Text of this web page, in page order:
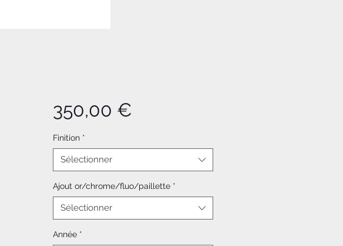
350,00 €
Finition *
Sélectionner
Ajout or/chrome/fluo/paillette *
Sélectionner
Année *